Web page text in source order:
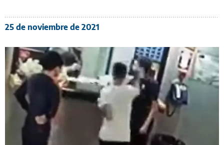
25 de noviembre de 2021